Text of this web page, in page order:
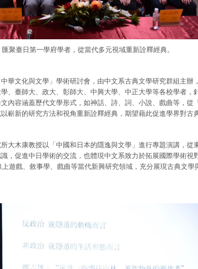
臺日第一學府學者，從當代多元視域重新詮釋經典。
文化與文學」學術研討會，由中文系古典文學研究群組主辦
、臺師大、政大、彰師大、中興大學、中正大學等各校學者，
內容涵蓋歷代文學形式，如神話、詩、詞、小說、戲曲等，從
嶄新的研究方法和視角重新詮釋經典，期望藉此促進學界對古
木康教授以「中國和日本的隱逸與文學」進行專題演講，從
，促進中日學術的交流，也體現中文系致力於拓展國際學術視
遊戲、敘事學、戲曲等當代新興研究領域，充分展現古典文學